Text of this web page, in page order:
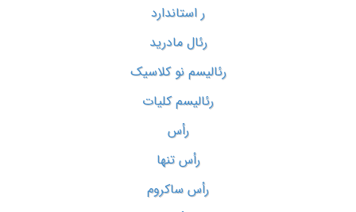
ر استاندارد
رئال مادرید
رئالیسم نو کلاسیک
رئالیسم کلیات
رأس
رأس تنها
رأس ساکروم